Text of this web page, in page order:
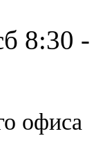
8:30
офиса